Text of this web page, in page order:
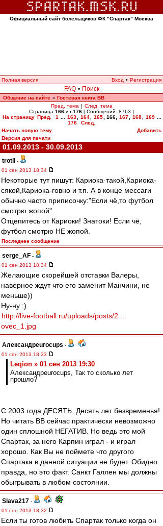
Официальный сайт болельщиков ФК "Спартак" Москва
Полная версия Вход • Регистрация
FAQ • Поиск
Общение на сайте » Гостевая книга ВВ
Пред. тема | След. тема
Страница 166 из 176 [ Сообщений: 8763 ]
На страницу Пред. 1 163 164 165 166, 167 168 169
176
След.
Начать новую тему
Добавить
Версия для печати
01.09.2013 - 30.09.2013
trotil -
01 сен 2013 18:34
Некоторые тут пишут: Кариока-такой,Кариока-
сякой,Кариока-говно и т.п. А в конце мессаги
обычно часто приписочку:"Если чё,то футбол
смотрю жопой".
Отцепитесь от Кариоки! Знатоки! Если чё,
футбол смотрю НЕ жопой.
Последнее сообщение
serge_AF -
01 сен 2013 18:34
Желающие скорейшей отставки Валеры,
наверное ждут что его заменит Манчини, не
меньше))
Ну-ну :)
http://live-football.ru/uploads/posts/2 ...
ovec_1.jpg
Александрeurocups -
01 сен 2013 18:33
Leqion » 01 сен 2013 19:30
Александрeurocups, Так то сколько лет
прошло?
С 2003 года ДЕСЯТЬ, Десять лет безвременья!
Но читать ВВ сейчас практически невозможно
один сплошной НЕГАТИВ. Но ведь это мой
Спартак, за него Карпин играл - и играл
хорошо. Как Вы не поймете что другого
Спартака в данной ситуации не будет. Обидно
правда, но это факт. Санкт Галлен мы должны
обыгрывать в любом состоянии.
Slava217 -
01 сен 2013 18:32
Если ты готов любить Спартак только когда он